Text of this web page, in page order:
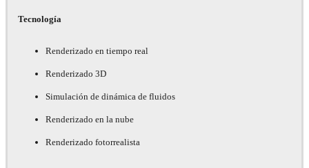
Tecnología
Renderizado en tiempo real
Renderizado 3D
Simulación de dinámica de fluidos
Renderizado en la nube
Renderizado fotorrealista